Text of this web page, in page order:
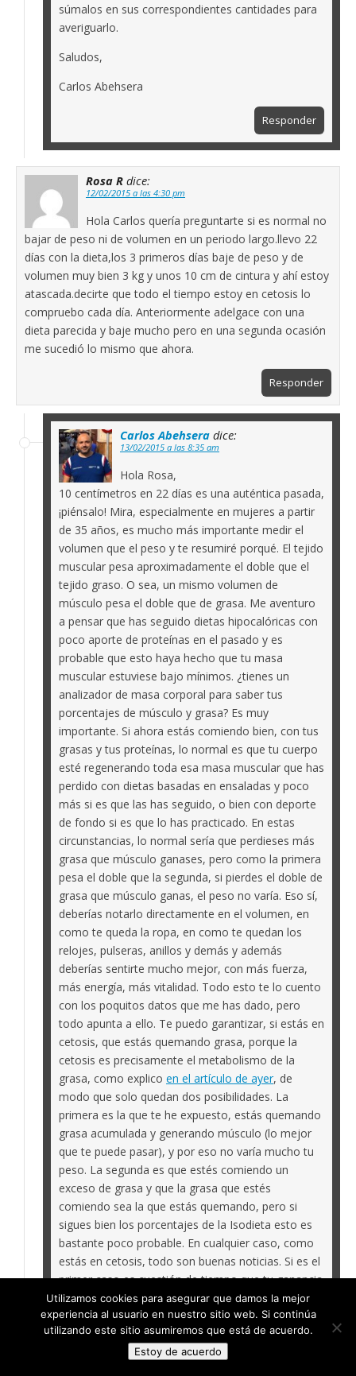
súmalos en sus correspondientes cantidades para
averiguarlo.
Saludos,
Carlos Abehsera
Responder
Rosa R dice:
12/02/2015 a las 4:30 pm
Hola Carlos quería preguntarte si es normal no
bajar de peso ni de volumen en un periodo largo.llevo 22
días con la dieta,los 3 primeros días baje de peso y de
volumen muy bien 3 kg y unos 10 cm de cintura y ahí estoy
atascada.decirte que todo el tiempo estoy en cetosis lo
compruebo cada día. Anteriormente adelgace con una
dieta parecida y baje mucho pero en una segunda ocasión
me sucedió lo mismo que ahora.
Responder
Carlos Abehsera dice:
13/02/2015 a las 8:35 am
Hola Rosa,
10 centímetros en 22 días es una auténtica pasada,
¡piénsalo! Mira, especialmente en mujeres a partir
de 35 años, es mucho más importante medir el
volumen que el peso y te resumiré porqué. El tejido
muscular pesa aproximadamente el doble que el
tejido graso. O sea, un mismo volumen de
músculo pesa el doble que de grasa. Me aventuro
a pensar que has seguido dietas hipocalóricas con
poco aporte de proteínas en el pasado y es
probable que esto haya hecho que tu masa
muscular estuviese bajo mínimos. ¿tienes un
analizador de masa corporal para saber tus
porcentajes de músculo y grasa? Es muy
importante. Si ahora estás comiendo bien, con tus
grasas y tus proteínas, lo normal es que tu cuerpo
esté regenerando toda esa masa muscular que has
perdido con dietas basadas en ensaladas y poco
más si es que las has seguido, o bien con deporte
de fondo si es que lo has practicado. En estas
circunstancias, lo normal sería que perdieses más
grasa que músculo ganases, pero como la primera
pesa el doble que la segunda, si pierdes el doble de
grasa que músculo ganas, el peso no varía. Eso sí,
deberías notarlo directamente en el volumen, en
como te queda la ropa, en como te quedan los
relojes, pulseras, anillos y demás y además
deberías sentirte mucho mejor, con más fuerza,
más energía, más vitalidad. Todo esto te lo cuento
con los poquitos datos que me has dado, pero
todo apunta a ello. Te puedo garantizar, si estás en
cetosis, que estás quemando grasa, porque la
cetosis es precisamente el metabolismo de la
grasa, como explico en el artículo de ayer, de
modo que solo quedan dos posibilidades. La
primera es la que te he expuesto, estás quemando
grasa acumulada y generando músculo (lo mejor
que te puede pasar), y por eso no varía mucho tu
peso. La segunda es que estés comiendo un
exceso de grasa y que la grasa que estés
comiendo sea la que estás quemando, pero si
sigues bien los porcentajes de la Isodieta esto es
bastante poco probable. En cualquier caso, como
estás en cetosis, todo son buenas noticias. Si es el
primer caso es cuestión de tiempo que tu ganancia
muscular se normalice y vuelvas a perder peso,
aunque insisto en que lo importante es el volumen
y la composición y no el peso. Si es el segundo
caso, ya sabes cual es la solución.
Utilizamos cookies para asegurar que damos la mejor
experiencia al usuario en nuestro sitio web. Si continúa
utilizando este sitio asumiremos que está de acuerdo.
Estoy de acuerdo